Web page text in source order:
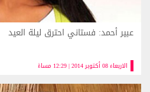
الاربعاء 08 أكتوبر 2014 | 12:29 مساءً
عبير أحمد: فستاني احترق ليلة العيد